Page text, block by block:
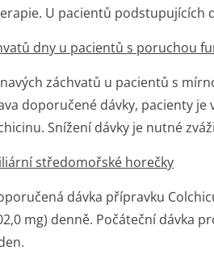
U pacientů podstupujících
dny u pacientů s poruchou
záchvatů u pacientů s
doporučené dávky, pacienty je
Snížení dávky je nutné
středomořské horečky
dávka přípravku
mg) denně. Počáteční dávka